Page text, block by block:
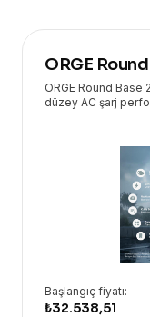
ORGE
ORGE Round
düzey AC şarj
Başlangıç fiyatı:
₺32.538,51